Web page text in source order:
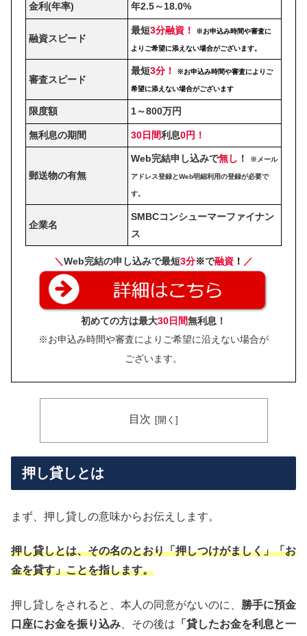
金利(年率) 年2.5～18.0%
融資スピード
最短3分融資！ ※お申込み時間や審査に
よりご希望に添えない場合がございます。
審査スピード
最短3分！ ※お申込み時間や審査によりご
希望に添えない場合がございます
限度額 1～800万円
無利息の期間 30日間利息0円！
郵送物の有無
Web完結申し込みで無し ！ ※メール
アドレス登録とWeb明細利用の登録が必要で
す。
企業名
SMBCコンシューマーファイナン
ス
＼Web完結の申し込みで最短3分※で融資 ！ ／
初めての方は最大30日間無利息！
※お申込み時間や審査によりご希望に沿えない場合が
ございます。
目次
押し貸しとは
まず、押し貸しの意味からお伝えします。
押し貸しとは、その名のとおり「押しつけがましく」「お
金を貸す」ことを指します。
押し貸しをされると、本人の同意がないのに、 勝手に預金
口座にお金を振り込み 、その後は 「貸したお金を利息と一